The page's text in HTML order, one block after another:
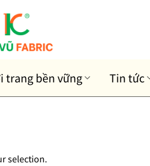
trang bền vững Tin tức
selection.